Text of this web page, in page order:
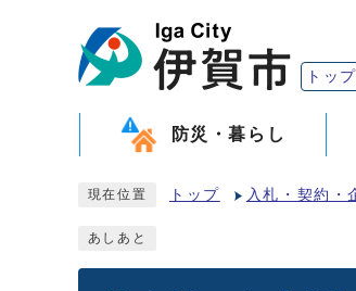
トッ
防災・暮らし
現在位置 トップ 入札・契約・
あしあと